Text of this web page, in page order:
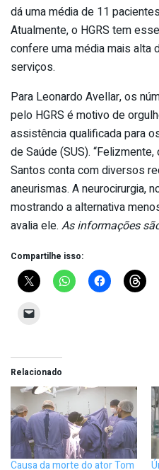
dá uma média de 11
Atualmente, o HGRS tem
confere uma média mais alta
serviços.
Para Leonardo Avellar, os
pelo HGRS é motivo de
assistência qualificada para
de Saúde (SUS).
Santos conta com diversos
aneurismas. A neurocirurgia,
mostrando a alternativa
avalia ele. As informações
Compartilhe isso:
Relacionado
Causa da morte do ator Tom